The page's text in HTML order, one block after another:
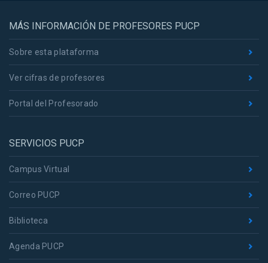
MÁS INFORMACIÓN DE PROFESORES PUCP
Sobre esta plataforma
Ver cifras de profesores
Portal del Profesorado
SERVICIOS PUCP
Campus Virtual
Correo PUCP
Biblioteca
Agenda PUCP